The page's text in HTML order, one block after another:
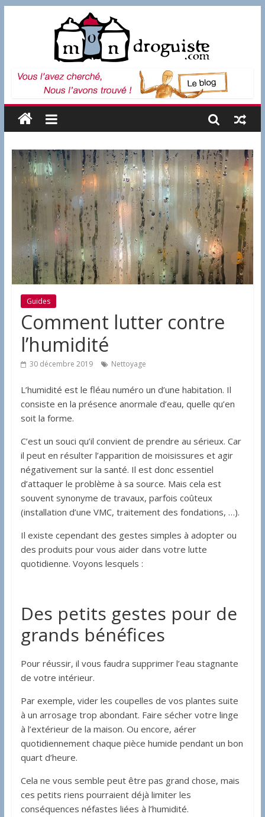
Guides
Comment lutter contre
l’humidité
30 décembre 2019 Nettoyage
L’humidité est le fléau numéro un d’une habitation. Il
consiste en la présence anormale d’eau, quelle qu’en
soit la forme.
C’est un souci qu’il convient de prendre au sérieux. Car
il peut en résulter l’apparition de moisissures et agir
négativement sur la santé. Il est donc essentiel
d’attaquer le problème à sa source. Mais cela est
souvent synonyme de travaux, parfois coûteux
(installation d’une VMC, traitement des fondations, …).
Il existe cependant des gestes simples à adopter ou
des produits pour vous aider dans votre lutte
quotidienne. Voyons lesquels :
Des petits gestes pour de
grands bénéfices
Pour réussir, il vous faudra supprimer l’eau stagnante
de votre intérieur.
Par exemple, vider les coupelles de vos plantes suite
à un arrosage trop abondant. Faire sécher votre linge
à l’extérieur de la maison. Ou encore, aérer
quotidiennement chaque pièce humide pendant un bon
quart d’heure.
Cela ne vous semble peut être pas grand chose, mais
ces petits riens pourraient déjà limiter les
conséquences néfastes liées à l’humidité.